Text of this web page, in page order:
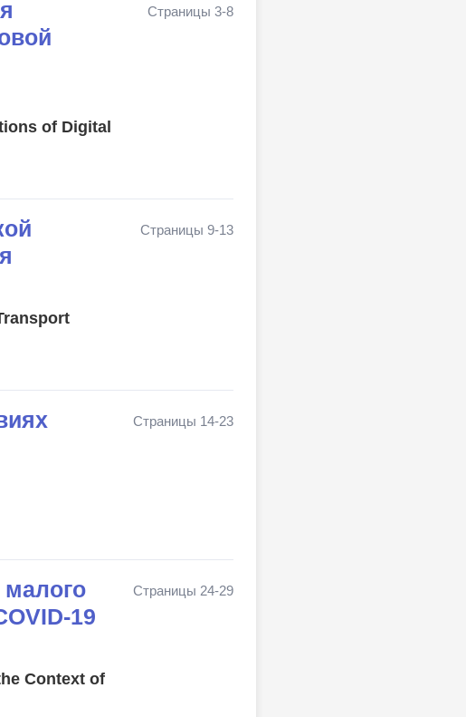
of Digital
Страницы 3-8
Страницы 9-13
Страницы 14-23
малого
19
Context of
Страницы 24-29